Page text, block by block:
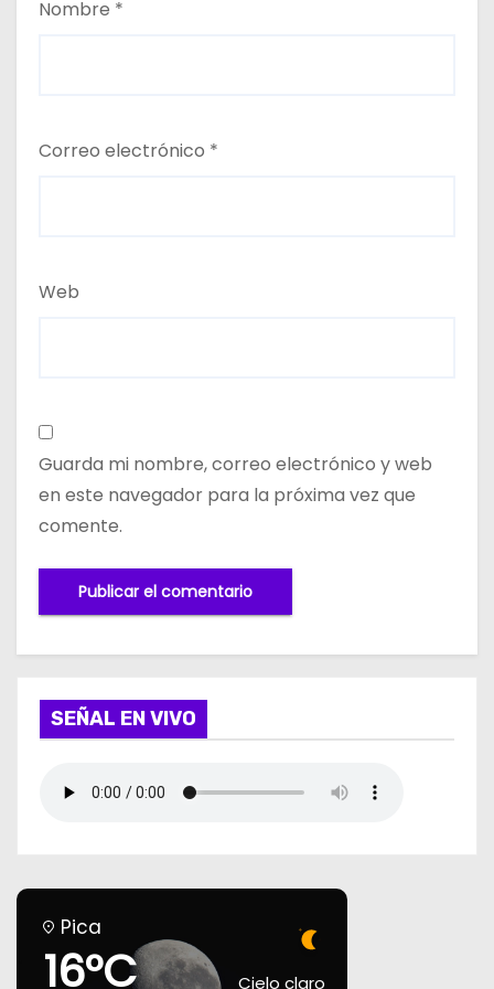
Nombre *
Correo electrónico *
Web
Guarda mi nombre, correo electrónico y web
en este navegador para la próxima vez que
comente.
SEÑAL EN VIVO
Pica
16°C Cielo claro